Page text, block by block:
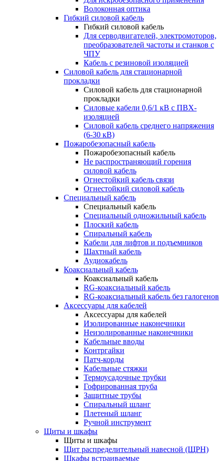
Волоконная оптика
Гибкий силовой кабель
Гибкий силовой кабель
Для серводвигателей, электромоторов,
преобразователей частоты и станков с
ЧПУ
Кабель с резиновой изоляцией
Силовой кабель для стационарной
прокладки
Силовой кабель для стационарной
прокладки
Силовые кабели 0,6/1 кВ с ПВХ-
изоляцией
Силовой кабель среднего напряжения
(6-30 кВ)
Пожаробезопасный кабель
Пожаробезопасный кабель
Не распространяющий горения
силовой кабель
Огнестойкий кабель связи
Огнестойкий силовой кабель
Специальный кабель
Специальный кабель
Специальный одножильный кабель
Плоский кабель
Спиральный кабель
Кабели для лифтов и подъемников
Шахтный кабель
Аудиокабель
Коаксиальный кабель
Коаксиальный кабель
RG-коаксиальный кабель
RG-коаксиальный кабель без галогенов
Аксессуары для кабелей
Аксессуары для кабелей
Изолированные наконечники
Неизолированные наконечники
Кабельные вводы
Контргайки
Патч-корды
Кабельные стяжки
Термоусадочные трубки
Гофрированная труба
Защитные трубы
Спиральный шланг
Плетеный шланг
Ручной инструмент
Щиты и шкафы
Щиты и шкафы
Щит распределительный навесной (ЩРН)
Шкафы встраиваемые